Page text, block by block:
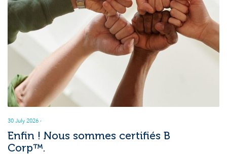
30 July 2026 ·
Enfin ! Nous sommes certifiés B
Corp™.